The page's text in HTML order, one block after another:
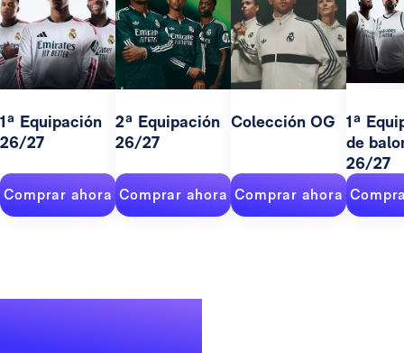
1ª Equipación
26/27
Comprar ahora
2ª Equipación
26/27
Comprar ahora
Colección OG
Comprar ahora
1ª
de
26/27